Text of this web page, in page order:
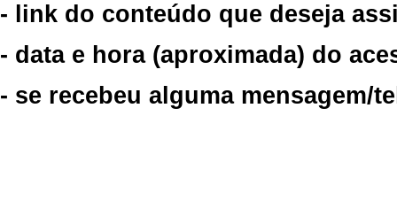
- link do conteúdo que deseja
- data e hora (aproximada) do
- se recebeu alguma mensagem/